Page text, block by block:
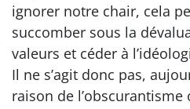
ignorer notre chair, cela
succomber sous la
valeurs et céder à
Il ne s’agit donc pas,
raison de